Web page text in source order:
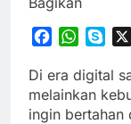
Facebook
Di era digital
melainkan
ingin bertahan